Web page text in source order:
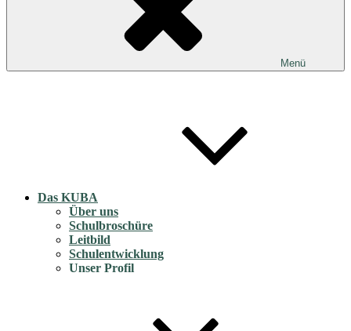
Menü
Das KUBA
Über uns
Schulbroschüre
Leitbild
Schulentwicklung
Unser Profil